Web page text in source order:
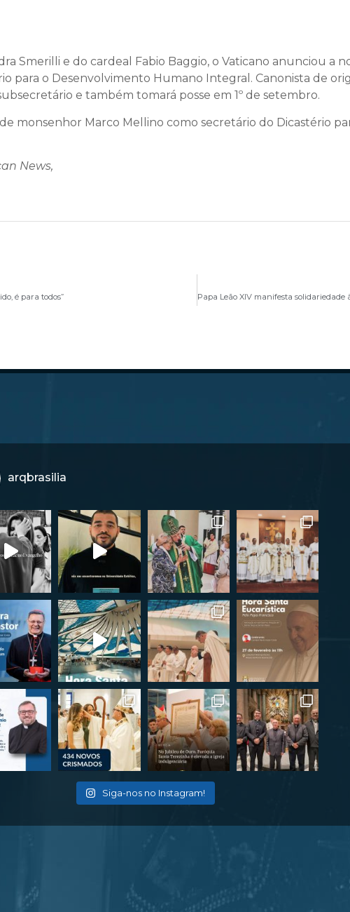
Smerilli e do cardeal Fabio Baggio, o Vaticano anunciou a
para o Desenvolvimento Humano Integral. Canonista de
e também tomará posse em 1º de setembro.
monsenhor Marco Mellino como secretário do Dicastério
News,
é para todos”
arqbrasilia
Siga-nos no Instagram!